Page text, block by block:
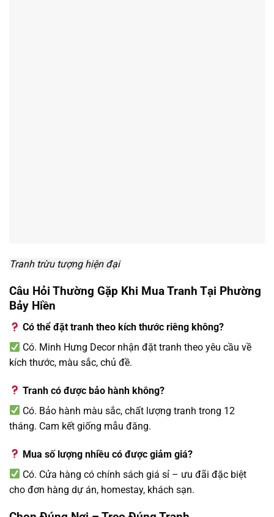
Tranh trừu tượng hiện đại
Câu Hỏi Thường Gặp Khi Mua Tranh Tại Phường
Bảy Hiền
Có thể đặt tranh theo kích thước riêng không?
Có. Minh Hưng Decor nhận đặt tranh theo yêu cầu về
kích thước, màu sắc, chủ đề.
Tranh có được bảo hành không?
Có. Bảo hành màu sắc, chất lượng tranh trong 12
tháng. Cam kết giống mẫu đăng.
Mua số lượng nhiều có được giảm giá?
Có. Cửa hàng có chính sách giá sỉ – ưu đãi đặc biệt
cho đơn hàng dự án, homestay, khách sạn.